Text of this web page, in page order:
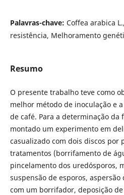
Palavras-chave: Coffea arabica
resistência, Melhoramento
Resumo
O presente trabalho teve como
melhor método de inoculação e
de café. Para a determinação da
montado um experimento em
casualizado com dois discos por
tratamentos (borrifamento de
pincelamento dos uredósporos,
suspensão de esporos, aspersão
com um borrifador, deposição